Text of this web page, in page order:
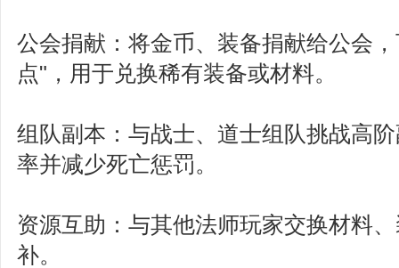
公会捐献：将金币、装备捐献给公会
点"，用于兑换稀有装备或材料。
组队副本：与战士、道士组队挑战高
率并减少死亡惩罚。
资源互助：与其他法师玩家交换材料
补。